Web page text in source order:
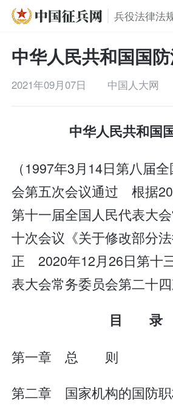
兵役法律法
中华人民共和国国
2021年09月07日 中国人大网
中华人民共和国
（1997年3月14日第八届
会第五次会议通过 根据
第十一届全国人民代表大
十次会议《关于修改部分
正 2020年12月26日第十
表大会常务委员会第二十四
目 录
第一章 总 则
第二章 国家机构的国防